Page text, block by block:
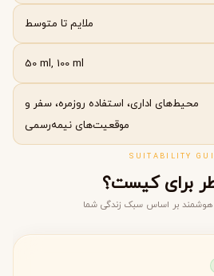
ملایم تا متوسط
50 ml, 100 ml
محیط‌های اداری، استفاده روزمره، سفر و
موقعیت‌های نیمه‌رسمی
SUITABILITY
برای کیست؟
هوشمند بر اساس سبک زندگی شما